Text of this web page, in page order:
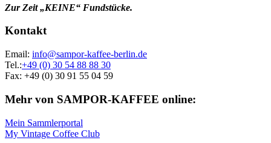
Zur Zeit „KEINE“ Fundstücke.
Kontakt
Email: info@sampor-kaffee-berlin.de
Tel.:+49 (0) 30 54 88 88 30
Fax: +49 (0) 30 91 55 04 59
Mehr von SAMPOR-KAFFEE online:
Mein Sammlerportal
My Vintage Coffee Club